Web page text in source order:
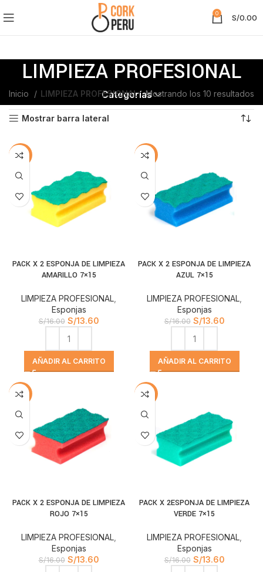
0 S/0.00
LIMPIEZA PROFESIONAL
Categorías
Inicio LIMPIEZA PROFESIONAL Mostrando los 10 resultados
Mostrar barra lateral
-15%
PACK X 2 ESPONJA DE LIMPIEZA
AMARILLO 7×15
LIMPIEZA PROFESIONAL
Esponjas
S/16.00 S/13.60
AÑADIR AL CARRITO
-15%
PACK X 2 ESPONJA DE LIMPIEZA
AZUL 7×15
LIMPIEZA PROFESIONAL
Esponjas
S/16.00 S/13.60
AÑADIR AL CARRITO
-15%
PACK X 2 ESPONJA DE LIMPIEZA
ROJO 7×15
LIMPIEZA PROFESIONAL
Esponjas
S/16.00 S/13.60
-15%
PACK X 2ESPONJA DE LIMPIEZA
VERDE 7×15
LIMPIEZA PROFESIONAL
Esponjas
S/16.00 S/13.60